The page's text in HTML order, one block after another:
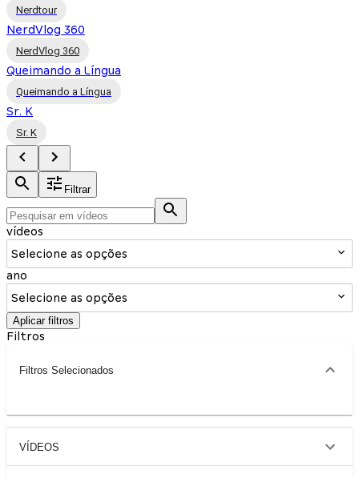
Nerdtour
NerdVlog 360
NerdVlog 360
Queimando a Língua
Queimando a Língua
Sr. K
Sr. K
Filtrar
vídeos
Selecione as opções
ano
Selecione as opções
Aplicar filtros
Filtros
Filtros Selecionados
VÍDEOS